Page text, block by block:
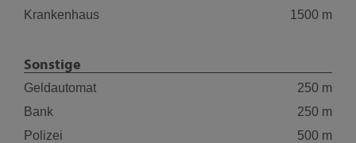
Krankenhaus
1500 m
Sonstige
Geldautomat
250 m
Bank
250 m
Polizei
500 m